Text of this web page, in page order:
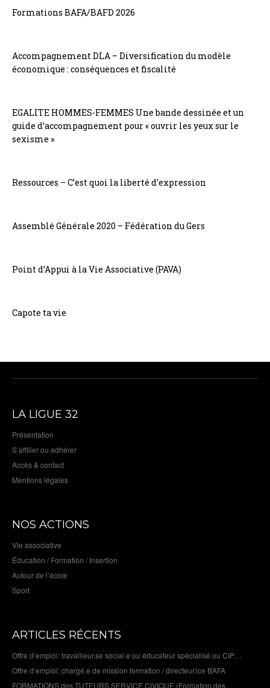
Formations BAFA/BAFD 2026
Accompagnement DLA – Diversification du modèle
économique : conséquences et fiscalité
EGALITE HOMMES-FEMMES Une bande dessinée et un
guide d’accompagnement pour « ouvrir les yeux sur le
sexisme »
Ressources – C’est quoi la liberté d’expression
Assemblé Générale 2020 – Fédération du Gers
Point d’Appui à la Vie Associative (PAVA)
Capote ta vie
LA LIGUE 32
Présentation
S’affilier ou adhérer
Accès & contact
Mentions légales
NOS ACTIONS
Vie associative
Éducation / Formation / Insertion
Autour de l’école
Sport
ARTICLES RÉCENTS
Offre d’emploi: travailleur.se social.e ou éducateur spécialisé ou CIP…
Offre d’emploi: chargé.e de mission formation / directeur.ice BAFA
FORMATIONS des TUTEURS SERVICE CIVIQUE (Formation des